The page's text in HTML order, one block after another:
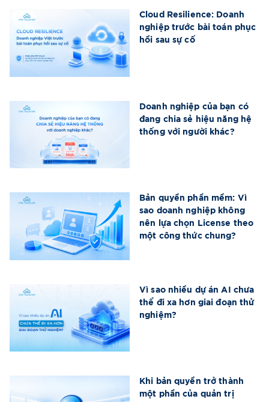
Cloud Resilience: Doanh
nghiệp trước bài toán phục
hồi sau sự cố
Doanh nghiệp của bạn có
đang chia sẻ hiệu năng hệ
thống với người khác?
Bản quyền phần mềm: Vì
sao doanh nghiệp không
nên lựa chọn License theo
một công thức chung?
Vì sao nhiều dự án AI chưa
thể đi xa hơn giai đoạn thử
nghiệm?
Khi bản quyền trở thành
một phần của quản trị